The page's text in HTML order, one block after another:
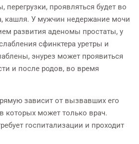
перегрузки, проявляться будет во
кашля. У мужчин недержание мочи
развития аденомы простаты, у
сфинктера уретры и
энурез может проявиться
и после родов, во время
зависит от вызвавших его
которых может только врач.
госпитализации и проходит